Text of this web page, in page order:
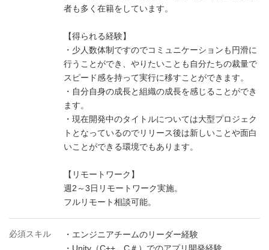
者も多く在籍をしています。
【得られる経験】
・少人数体制ですのでコミュニケーションも円滑に
行うことができ、やりたいことも自分たちの裁量で
スピード感を持って実行に移すことができます。
・自分自身の成長と組織の成長を感じることができ
ます。
・現在開発中のタイトルについては大型プロジェク
トとなっているのでリリース後は新しいことや面白
いことができる環境でもあります。
【リモートワーク】
週2～3日リモートワーク実施。
フルリモート相談可能。
必須スキル
・エンジニアチームのリーダー経験